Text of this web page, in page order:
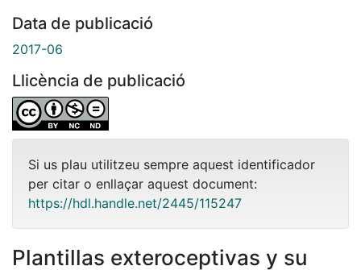
Data de publicació
2017-06
Llicència de publicació
Si us plau utilitzeu sempre aquest identificador
per citar o enllaçar aquest document:
https://hdl.handle.net/2445/115247
Plantillas exteroceptivas y su